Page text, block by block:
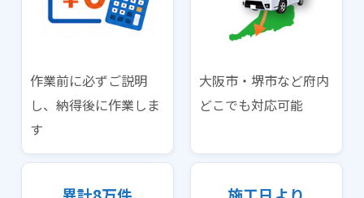
作業前に必ずご説明
し、納得後に作業しま
す
大阪市・堺市など府内
どこでも対応可能